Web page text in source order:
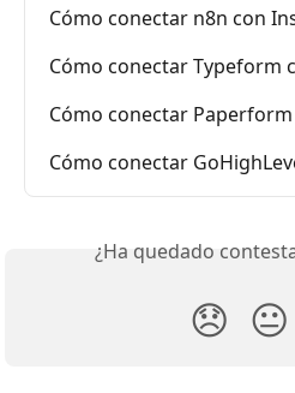
Cómo conectar n8n con
Cómo conectar Typeform
Cómo conectar
Cómo conectar
¿Ha quedado
😞 😐